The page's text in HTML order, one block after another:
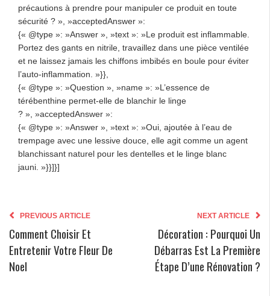
précautions à prendre pour manipuler ce produit en toute
sécurité ? », »acceptedAnswer »:
{« @type »: »Answer », »text »: »Le produit est inflammable.
Portez des gants en nitrile, travaillez dans une pièce ventilée
et ne laissez jamais les chiffons imbibés en boule pour éviter
l’auto-inflammation. »}},
{« @type »: »Question », »name »: »L’essence de
térébenthine permet-elle de blanchir le linge
? », »acceptedAnswer »:
{« @type »: »Answer », »text »: »Oui, ajoutée à l’eau de
trempage avec une lessive douce, elle agit comme un agent
blanchissant naturel pour les dentelles et le linge blanc
jauni. »}}]}]
PREVIOUS ARTICLE
Comment Choisir Et
Entretenir Votre Fleur De
Noel
NEXT ARTICLE
Décoration : Pourquoi Un
Débarras Est La Première
Étape D’une Rénovation ?